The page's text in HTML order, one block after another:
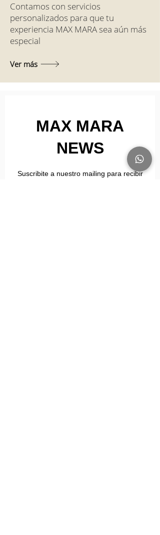
Contamos con servicios
personalizados para que tu
experiencia MAX MARA sea aún más
especial
Ver más